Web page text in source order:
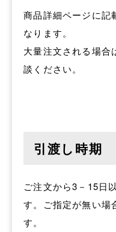
商品詳細ページに記
なります。
大量注文される場合
談ください。
引渡し時期
ご注文から3－15日
す。ご指定が無い場
す。